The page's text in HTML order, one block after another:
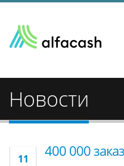
Новости
11 400 000